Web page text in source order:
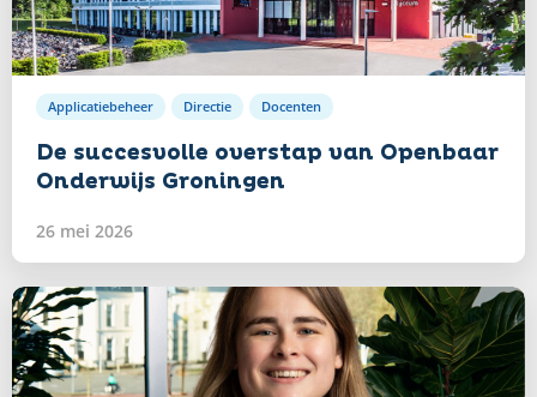
Applicatiebeheer Directie Docenten
De succesvolle overstap van Openbaar
Onderwijs Groningen
26 mei 2026
Lees
verder